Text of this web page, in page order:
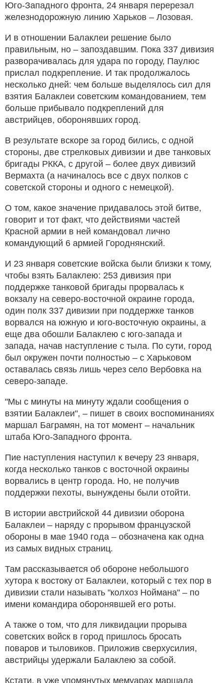
Юго-Западного фронта, 24 января перерезал
железнодорожную линию Харьков – Лозовая.
И в отношении Балаклеи решение было
правильным, но – запоздавшим. Пока 337 дивизия
разворачивалась для удара по городу, Паулюс
прислал подкрепление. И так продолжалось
несколько дней: чем больше выделялось сил для
взятия Балаклеи советским командованием, тем
больше прибывало подкреплений для
австрийцев, оборонявших город.
В результате вскоре за город бились, с одной
стороны, две стрелковых дивизии и две танковых
бригады РККА, с другой – более двух дивизий
Вермахта (а начиналось все с двух полков с
советской стороны и одного с немецкой).
О том, какое значение придавалось этой битве,
говорит и тот факт, что действиями частей
Красной армии в ней командовал лично
командующий 6 армией Городнянский.
И 23 января советские войска были близки к тому,
чтобы взять Балаклею: 253 дивизия при
поддержке танковой бригады прорвалась к
вокзалу на северо-восточной окраине города,
один полк 337 дивизии при поддержке танков
ворвался на южную и юго-восточную окраины, а
еще два обошли Балаклею с юго-запада и
запада, начав наступление с тыла. По сути, город
был окружен почти полностью – с Харьковом
оставалась связь лишь через село Вербовка на
северо-западе.
"Мы с минуты на минуту ждали сообщения о
взятии Балаклеи", – пишет в своих воспоминаниях
маршал Баграмян, на тот момент – начальник
штаба Юго-Западного фронта.
Пие наступления наступил к вечеру 23 января,
когда несколько танков с восточной окраины
ворвались в центр города. Но, не получив
поддержки пехоты, вынуждены были отойти.
В истории австрийской 44 дивизии оборона
Балаклеи – наряду с прорывом французской
обороны в мае 1940 года – обозначена как одна
из самых видных страниц.
Там рассказывается об обороне небольшого
хутора к востоку от Балаклеи, который с тех пор в
дивизии стали называть "колхоз Ноймана" – по
имени командира оборонявшей его роты.
А также о том, что для ликвидации прорыва
советских войск в город пришлось бросать
поваров и тыловиков. Приложив сверхусилия,
австрийцы удержали Балаклею за собой.
Кстати, в уже упомянутых мемуарах маршала